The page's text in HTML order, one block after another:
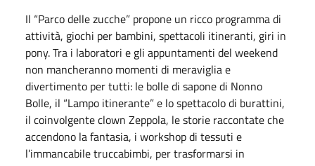
Il “Parco delle zucche” propone un ricco programma di
attività, giochi per bambini, spettacoli itineranti, giri in
pony. Tra i laboratori e gli appuntamenti del weekend
non mancheranno momenti di meraviglia e
divertimento per tutti: le bolle di sapone di Nonno
Bolle, il “Lampo itinerante” e lo spettacolo di burattini,
il coinvolgente clown Zeppola, le storie raccontate che
accendono la fantasia, i workshop di tessuti e
l’immancabile truccabimbi, per trasformarsi in